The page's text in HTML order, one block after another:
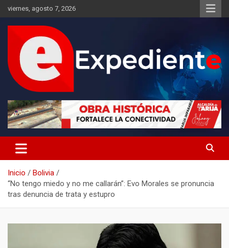
Saltar
al
contenido
viernes, agosto 7, 2026
Expediente
Inicio
Bolivia
“No tengo miedo y no me callarán”: Evo Morales se pronuncia
tras denuncia de trata y estupro